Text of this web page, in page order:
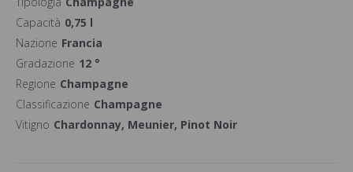
Capacità 0,75 l
Nazione Francia
Gradazione 12 °
Regione Champagne
Classificazione Champagne
Vitigno Chardonnay, Meunier, Pinot Noir